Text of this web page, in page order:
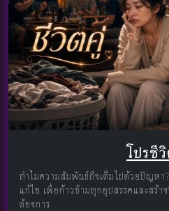
โปรชี
ทำไมความสัมพันธ์ถึงเต็มไปด้วยปัญหา
แก้ไข เพื่อก้าวข้ามทุกอุปสรรคและสร้า
ต้องการ